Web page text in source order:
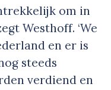
om in
Westhoff. ‘We
en er is
steeds
verdiend en